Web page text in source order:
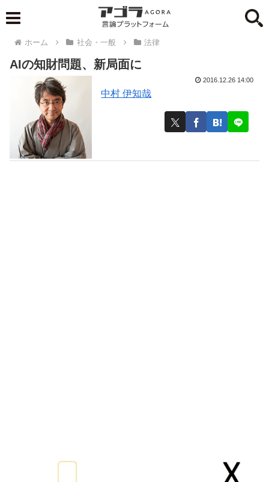
ホーム 社会・一般 法律
AIの知財問題、新局面に
中村 伊知哉
2016.12.26 14:00